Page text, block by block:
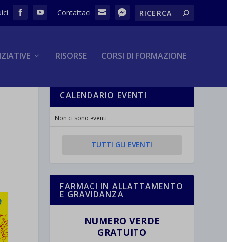
RISORSE CORSI DI FORMAZIONE
CALENDARIO EVENTI
Non ci sono eventi
TUTTI GLI EVENTI
FARMACI IN ALLATTAMENTO
E GRAVIDANZA
NUMERO VERDE
GRATUITO